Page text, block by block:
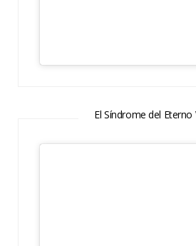
El Síndrome del Eterno